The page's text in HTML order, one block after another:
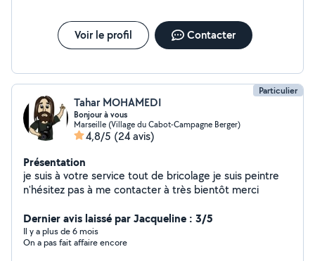
Site google : luwen paysages Facebook : luwen paysages
Voir le profil Contacter
Particulier
Tahar MOHAMEDI
Bonjour à vous
Marseille (Village du Cabot-Campagne Berger)
4,8/5 (24 avis)
Présentation
je suis à votre service tout de bricolage je suis peintre
n'hésitez pas à me contacter à très bientôt merci
Dernier avis laissé par Jacqueline : 3/5
Il y a plus de 6 mois
On a pas fait affaire encore